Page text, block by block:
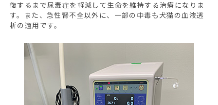
復するまで尿毒症を軽減して生命を維持する治療になりま
す。また、急性腎不全以外に、一部の中毒も犬猫の血液透
析の適用です。